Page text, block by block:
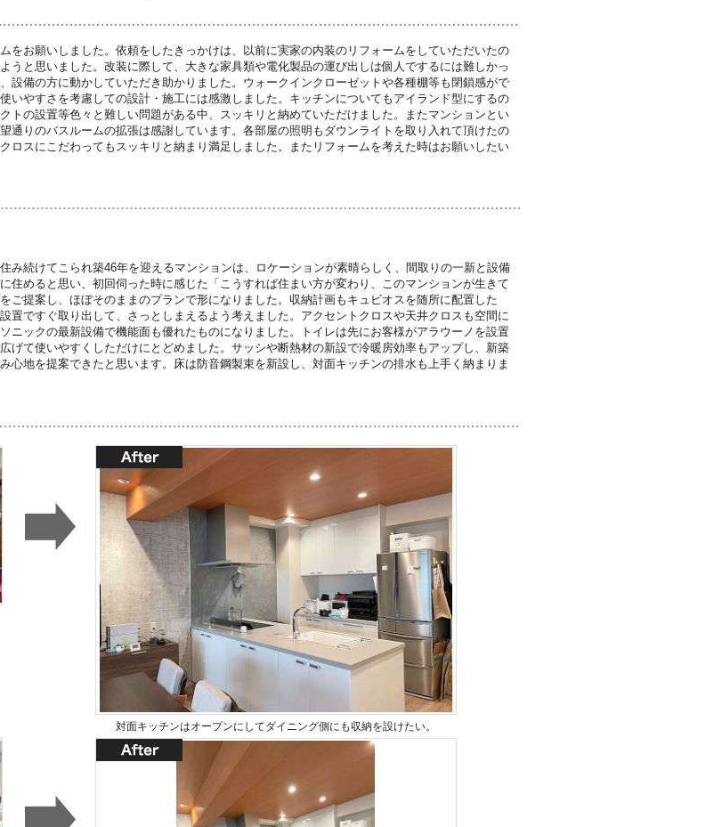
をお願いしました。依頼をしたきっかけは、以前に実家の内装のリフォームをしていただいたの
うと思いました。改装に際して、大きな家具類や電化製品の運び出しは個人でするには難しかっ
設備の方に動かしていただき助かりました。ウォークインクローゼットや各種棚等も閉鎖感がで
いやすさを考慮しての設計・施工には感激しました。キッチンについてもアイランド型にするの
トの設置等色々と難しい問題がある中、スッキリと納めていただけました。またマンションとい
通りのバスルームの拡張は感謝しています。各部屋の照明もダウンライトを取り入れて頂けたの
ロスにこだわってもスッキリと納まり満足しました。またリフォームを考えた時はお願いしたい
み続けてこられ築46年を迎えるマンションは、ロケーションが素晴らしく、間取りの一新と設備
住めると思い、初回伺った時に感じた「こうすれば住まい方が変わり、このマンションが生きて
ご提案し、ほぼそのままのプランで形になりました。収納計画もキュビオスを随所に配置した
置ですぐ取り出して、さっとしまえるよう考えました。アクセントクロスや天井クロスも空間に
ニックの最新設備で機能面も優れたものになりました。トイレは先にお客様がアラウーノを設置
げて使いやすくしただけにとどめました。サッシや断熱材の新設で冷暖房効率もアップし、新築
心地を提案できたと思います。床は防音鋼製束を新設し、対面キッチンの排水も上手く納まりま
対面キッチンはオープンにしてダイニング側にも収納を設けたい。